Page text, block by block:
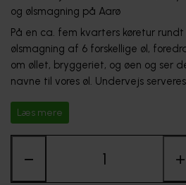
og ølsmagning på Aarø
På en ca. fem kvarters køretur
ølsmagning af 6 forskellige øl,
om øllet, bryggeriet, og øen og ser
navne til vores øl. Undervejs
fingrene!
altid i tørvejr og vi er max ca. 22
måde er der luft og plads og vi kan
Læs mere
− +